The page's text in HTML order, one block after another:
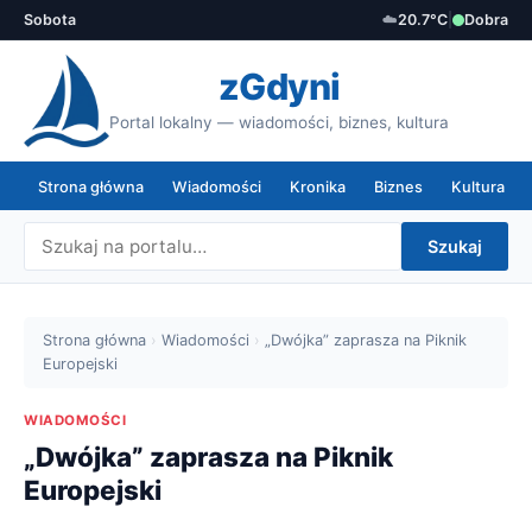
Sobota ☁️20.7°C Dobra
zGdyni
Portal lokalny — wiadomości, biznes, kultura
Strona główna Wiadomości Kronika Biznes Kultura
Szukaj
Strona główna › Wiadomości › „Dwójka” zaprasza na Piknik
Europejski
WIADOMOŚCI
„Dwójka” zaprasza na Piknik
Europejski